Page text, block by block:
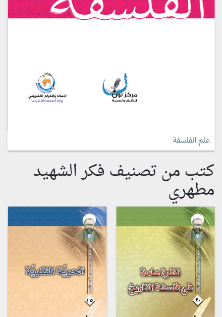
علم الفلسفة
كتب من تصنيف فكر الشهيد
مطهري